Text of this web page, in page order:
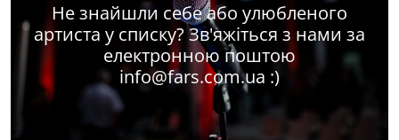
Не знайшли себе або улюбленого
артиста у списку? Зв'яжіться з нами за
електронною поштою
info@fars.com.ua :)